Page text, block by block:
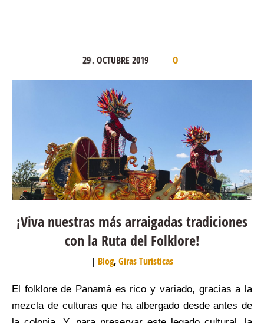
29. OCTUBRE2019 0
¡Viva nuestras más arraigadas tradiciones
con la Ruta del Folklore!
Blog,Giras Turisticas
El folklore de Panamá es rico y variado, gracias a la
mezcla de culturas que ha albergado desde antes de